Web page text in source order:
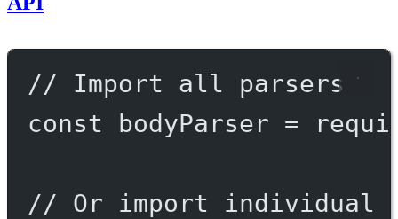
// Import all parsers
const
bodyParser =
// Or import individual